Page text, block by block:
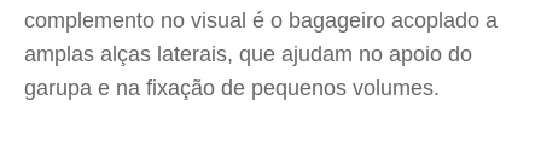
complemento no visual é o bagageiro acoplado a
amplas alças laterais, que ajudam no apoio do
garupa e na fixação de pequenos volumes.